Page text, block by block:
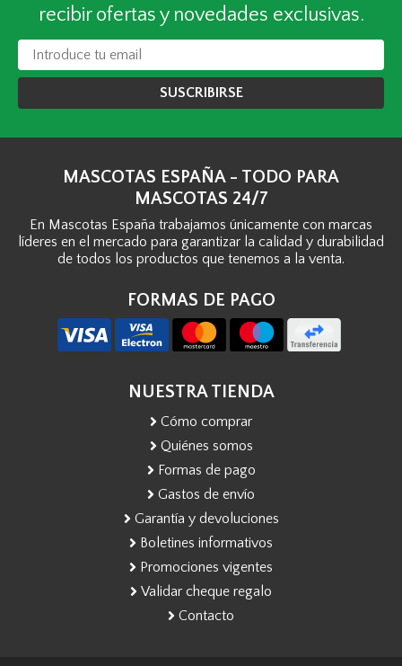
recibir ofertas y novedades exclusivas.
SUSCRIBIRSE
MASCOTAS ESPAÑA - TODO PARA
MASCOTAS 24/7
En Mascotas España trabajamos únicamente con marcas
líderes en el mercado para garantizar la calidad y durabilidad
de todos los productos que tenemos a la venta.
FORMAS DE PAGO
NUESTRA TIENDA
Cómo comprar
Quiénes somos
Formas de pago
Gastos de envío
Garantía y devoluciones
Boletines informativos
Promociones vigentes
Validar cheque regalo
Contacto